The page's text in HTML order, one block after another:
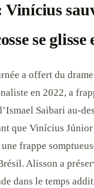
Vinícius
se glisse
a offert du
en 2022, a
Saibari au-
que Vinícius Júnior
frappe
Alisson a
dans le temps